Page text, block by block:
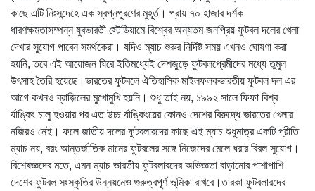
কাছে এটি নিঃসন্দেহে এক স্বপ্নপূরণের মুহূর্ত। প্রায় ৭০ হাজার দর্শক
ধারণক্ষমতাসম্পন্ন যুবভারতী স্টেডিয়ামে বিশ্বের অন্যতম জনপ্রিয় ফুটবল দলের খেলা
দেখার সুযোগ পাবেন সমর্থকেরা। যদিও ম্যাচ শুরুর নির্দিষ্ট সময় এখনও ঘোষণা করা
হয়নি, তবে এই আয়োজন ঘিরে ইতিমধ্যেই দেশজুড়ে ফুটবলপ্রেমীদের মধ্যে তুমুল
উৎসাহ তৈরি হয়েছে।ভারতের ফুটবলে ঐতিহাসিক মাইলফলকভারতীয় ফুটবল দল এর
আগে কখনও ব্রাজ়িলের মুখোমুখি হয়নি। শুধু তাই নয়, ১৯৯২ সালে ফিফা বিশ্ব
র্যাঙ্কিং চালু হওয়ার পর এত উচ্চ র্যাঙ্কিংয়ের কোনও দেশের বিরুদ্ধে ভারতের খেলার
নজিরও নেই। ফলে জাতীয় দলের ফুটবলারদের কাছে এই ম্যাচ শুধুমাত্র একটি প্রীতি
ম্যাচ নয়, বরং আন্তর্জাতিক মানের ফুটবলের সঙ্গে নিজেদের মেলে ধরার বিরল সুযোগ।
বিশেষজ্ঞদের মতে, এমন ম্যাচ ভারতীয় ফুটবলারদের অভিজ্ঞতা বাড়ানোর পাশাপাশি
দেশের ফুটবল সংস্কৃতির উন্নয়নেও গুরুত্বপূর্ণ ভূমিকা রাখবে।তারকা ফুটবলারদের